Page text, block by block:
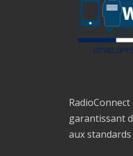
garantissant
aux